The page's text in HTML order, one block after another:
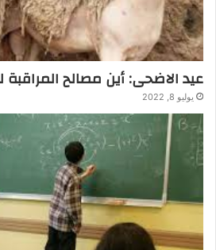
عيد الاضحى: أين مصالح المراقبة
يوليو 8, 2022